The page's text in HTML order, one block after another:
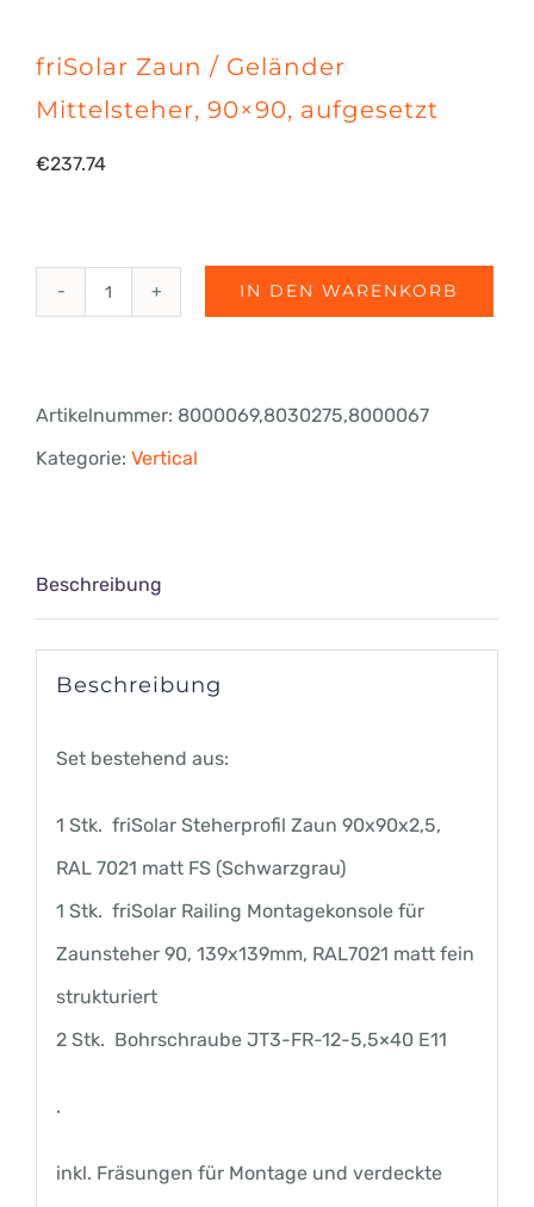
friSolar Zaun / Geländer
Mittelsteher, 90×90, aufgesetzt
€237.74
friSolar
IN DEN WARENKORB
Artikelnummer: 8000069,8030275,8000067
Kategorie: Vertical
Beschreibung
Beschreibung
Set bestehend aus:
1 Stk. friSolar Steherprofil Zaun 90x90x2,5,
RAL 7021 matt FS (Schwarzgrau)
1 Stk. friSolar Railing Montagekonsole für
Zaunsteher 90, 139x139mm, RAL7021 matt fein
strukturiert
2 Stk. Bohrschraube JT3-FR-12-5,5×40 E11
.
inkl. Fräsungen für Montage und verdeckte